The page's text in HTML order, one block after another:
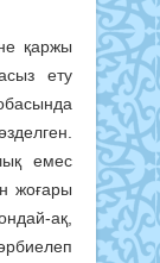
қаржы
ету
емес
жоғары
ақ,